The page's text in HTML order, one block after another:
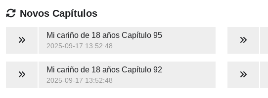
Novos Capítulos
Mi cariño de 18 añosCapítulo 95
2025-09-17 13:52:48
Mi cariño de 18 añosCapítulo 92
2025-09-17 13:52:48